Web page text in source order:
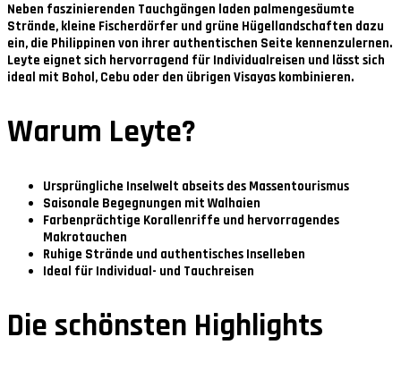
Neben faszinierenden Tauchgängen laden palmengesäumte
Strände, kleine Fischerdörfer und grüne Hügellandschaften dazu
ein, die Philippinen von ihrer authentischen Seite kennenzulernen.
Leyte eignet sich hervorragend für Individualreisen und lässt sich
ideal mit Bohol, Cebu oder den übrigen Visayas kombinieren.
Warum Leyte?
Ursprüngliche Inselwelt abseits des Massentourismus
Saisonale Begegnungen mit Walhaien
Farbenprächtige Korallenriffe und hervorragendes
Makrotauchen
Ruhige Strände und authentisches Inselleben
Ideal für Individual- und Tauchreisen
Die schönsten Highlights